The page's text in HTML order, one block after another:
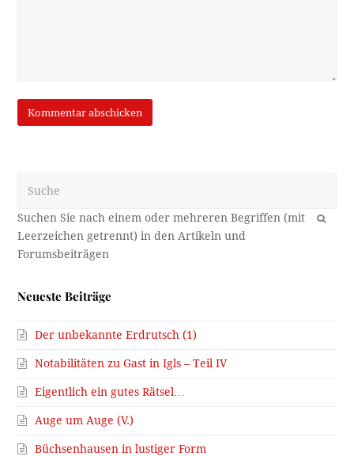
OK
Neueste Beiträge
Der unbekannte Erdrutsch (1)
Notabilitäten zu Gast in Igls – Teil IV
Eigentlich ein gutes Rätsel…
Auge um Auge (V.)
Büchsenhausen in lustiger Form